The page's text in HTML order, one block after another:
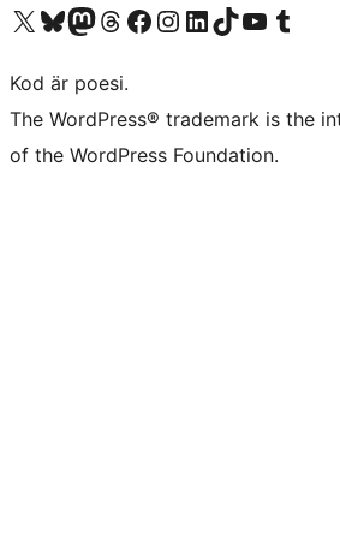
Besök vår X-konto (f.d. Twitter)
Besök vårt Bluesky-konto
Besök vårt Mastodon-konto
Besök vårt Thread-konto
Besök vår Facebook-sidaBesök vårt Instagram-konto
Besök vårt LinkedIn-konto
Besök vårt TikTok-konto
Besök vår YouTube-kanalBesök vårt Tumblr-konto
Kod är poesi.
The WordPress® trademark is the
of the WordPress Foundation.